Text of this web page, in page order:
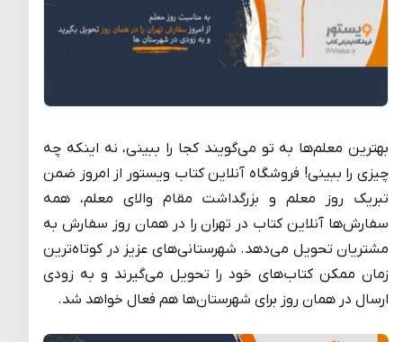
بهترین‌ معلم‌ها به تو می‌گویند کجا را ببینی، نه اینکه چه
چیزی را ببینی! فروشگاه آنلاین کتاب ویستور از امروز ضمن
تبریک روز معلم و بزرگداشت مقام والای معلم، همه
سفارش‌ها آنلاین کتاب در تهران را در همان روز سفارش به
مشتریان تحویل می‌دهد. شهرستانی‌های عزیز در کوتاه‌ترین
زمان ممکن کتاب‌های خود را تحویل می‌گیرند و به زودی
ارسال در همان روز برای شهرستان‌ها هم فعال خواهد شد.